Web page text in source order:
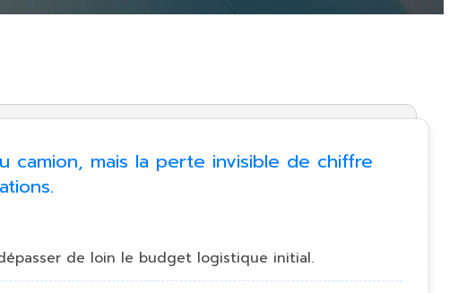
camion, mais la perte invisible de chiffre
de loin le budget logistique initial.